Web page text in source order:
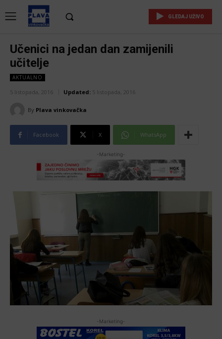
GLEDAJ UŽIVO
Učenici na jedan dan zamijenili
učitelje
AKTUALNO
5 listopada, 2016 Updated: 5 listopada, 2016
By Plava vinkovačka
Facebook X WhatsApp
-Marketing-
-Marketing-